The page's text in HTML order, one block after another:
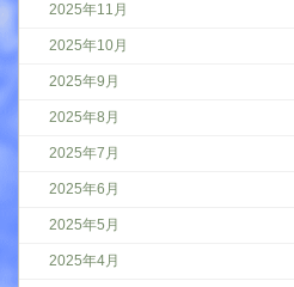
2025年11月
2025年10月
2025年9月
2025年8月
2025年7月
2025年6月
2025年5月
2025年4月